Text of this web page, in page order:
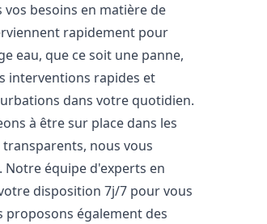
besoins en matière de
rapidement pour
eau, que ce soit une panne,
interventions rapides et
dans votre quotidien.
à être sur place dans les
nous vous
équipe d'experts en
disposition 7j/7 pour vous
proposons également des